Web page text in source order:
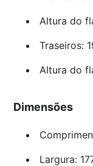
Altura do
Traseiros:
Altura do
Dimensões
Largura: